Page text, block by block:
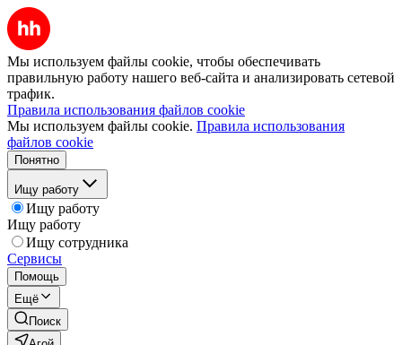
Мы используем файлы cookie, чтобы обеспечивать
правильную работу нашего веб-сайта и анализировать сетевой
трафик.
Правила использования файлов cookie
Мы используем файлы cookie. Правила использования
файлов cookie
Понятно
Ищу работу
Ищу работу
Ищу работу
Ищу сотрудника
Сервисы
Помощь
Ещё
Поиск